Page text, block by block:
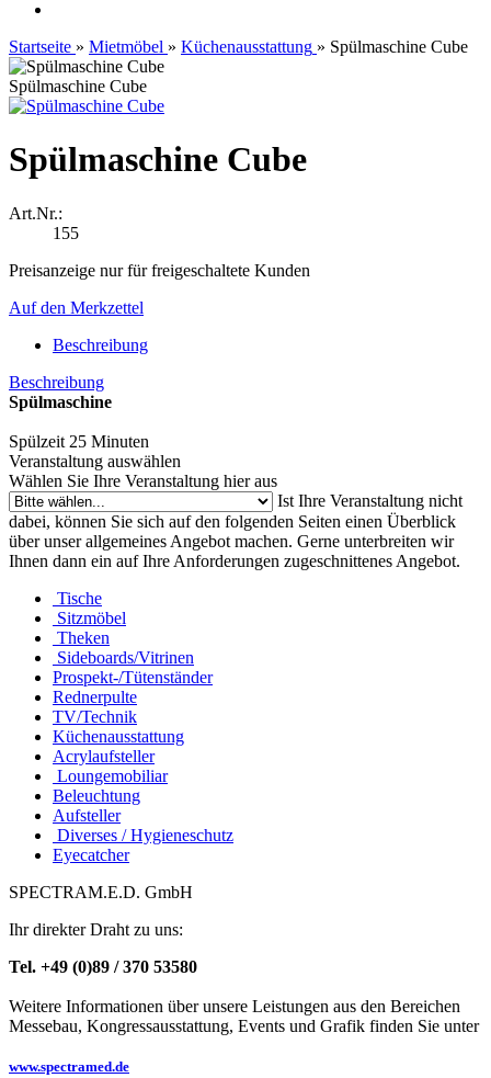
Startseite » Mietmöbel » Küchenausstattung » Spülmaschine Cube
Spülmaschine Cube
Spülmaschine Cube
Art.Nr.:
155
Preisanzeige nur für freigeschaltete Kunden
Auf den Merkzettel
Beschreibung
Beschreibung
Spülmaschine
Spülzeit 25 Minuten
Veranstaltung auswählen
Wählen Sie Ihre Veranstaltung hier aus
Ist Ihre Veranstaltung nicht
dabei, können Sie sich auf den folgenden Seiten einen Überblick
über unser allgemeines Angebot machen. Gerne unterbreiten wir
Ihnen dann ein auf Ihre Anforderungen zugeschnittenes Angebot.
Tische
Sitzmöbel
Theken
Sideboards/Vitrinen
Prospekt-/Tütenständer
Rednerpulte
TV/Technik
Küchenausstattung
Acrylaufsteller
Loungemobiliar
Beleuchtung
Aufsteller
Diverses / Hygieneschutz
Eyecatcher
SPECTRAM.E.D. GmbH
Ihr direkter Draht zu uns:
Tel. +49 (0)89 / 370 53580
Weitere Informationen über unsere Leistungen aus den Bereichen
Messebau, Kongressausstattung, Events und Grafik finden Sie unter
www.spectramed.de